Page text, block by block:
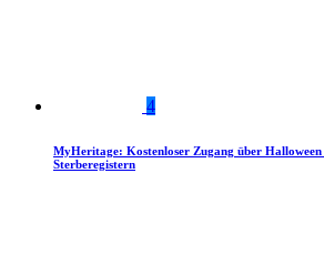
4
MyHeritage: Kostenloser Zugang über
Sterberegistern